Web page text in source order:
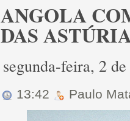
ANGOLA
DAS
segunda-feira, 2
13:42 Paulo